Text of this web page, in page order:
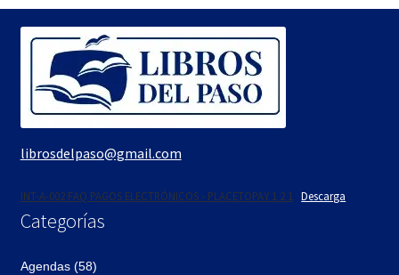
librosdelpaso@gmail.com
INT-A-002 FAQ PAGOS ELECTRÓNICOS - PLACETOPAY 1 2 1 Descarga
Categorías
Agendas (58)